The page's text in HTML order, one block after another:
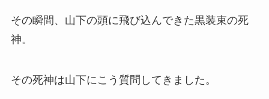
その瞬間、山下の頭に飛び込んできた黒装束の死
神。
その死神は山下にこう質問してきました。